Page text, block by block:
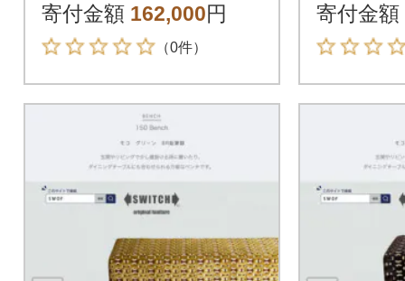
寄付金額 162,000円
（0件）
寄付金額